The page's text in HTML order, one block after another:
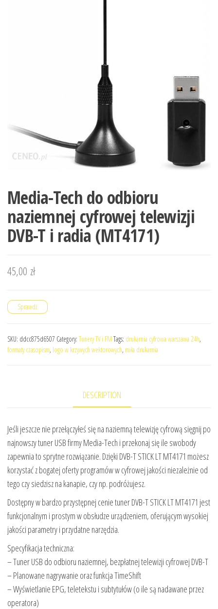
Media-Tech do odbioru
naziemnej cyfrowej telewizji
DVB-T i radia (MT4171)
45,00 zł
Sprawdź
SKU: ddcc875d6507 Category: Tunery TV i FM Tags: drukarnia cyfrowa warszawa 24h,
formaty czasopism, logo w krzywych wektorowych, miła drukarnia
DESCRIPTION
Jeśli jeszcze nie przełączyłeś się na naziemną telewizję cyfrową sięgnij po
najnowszy tuner USB firmy Media-Tech i przekonaj się ile swobody
zapewnia to sprytne rozwiązanie. Dzięki DVB-T STICK LT MT4171 możesz
korzystać z bogatej oferty programów w cyfrowej jakości niezależnie od
tego czy siedzisz na kanapie, czy np. podróżujesz.
Dostępny w bardzo przystępnej cenie tuner DVB-T STICK LT MT4171 jest
funkcjonalnym i prostym w obsłudze urządzeniem, oferującym wysokiej
jakości parametry i przydatne narzędzia.
Specyfikacja techniczna:
– Tuner USB do odbioru naziemnej, bezpłatnej telewizji cyfrowej DVB-T
– Planowane nagrywanie oraz funkcja TimeShift
– Wyświetlanie EPG, teletekstu i subtytułów (o ile są nadawane przez
operatora)